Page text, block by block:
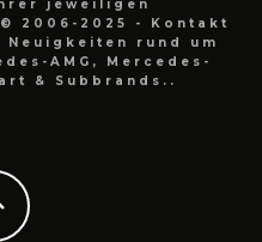
jeweiligen
2006-2025 - Kontakt
rund um
AMG, Mercedes-
& Subbrands..